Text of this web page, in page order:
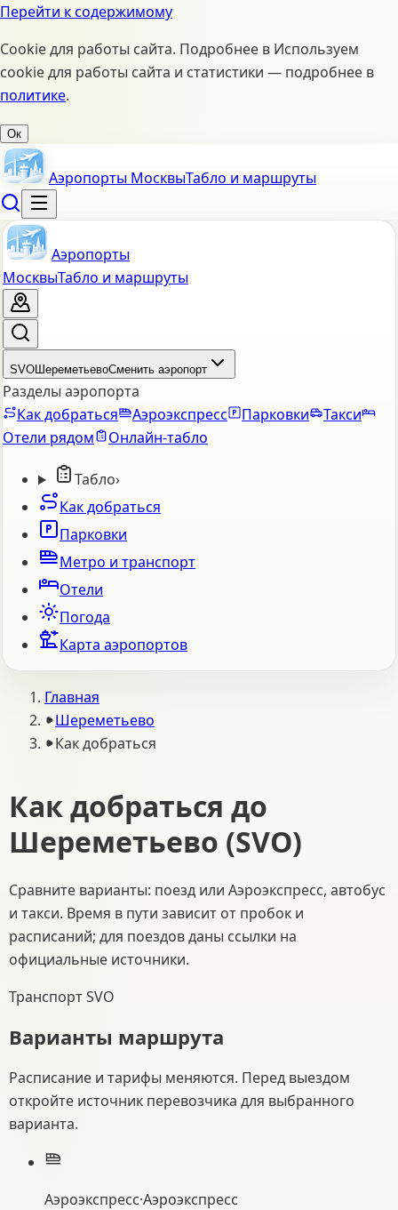
Перейти к содержимому
Cookie для работы сайта. Подробнее в Используем
cookie для работы сайта и статистики — подробнее в
политике.
Ок
Аэропорты МосквыТабло и маршруты
Аэропорты
МосквыТабло и маршруты
SVOШереметьевоСменить аэропорт
Разделы аэропорта
Как добраться
Аэроэкспресс Парковки
Такси
Отели рядом
Онлайн-табло
Табло›
Как добраться
Парковки
Метро и транспорт
Отели
Погода
Карта аэропортов
Главная
Шереметьево
Как добраться
Как добраться до
Шереметьево (SVO)
Сравните варианты: поезд или Аэроэкспресс, автобус
и такси. Время в пути зависит от пробок и
расписаний; для поездов даны ссылки на
официальные источники.
Транспорт SVO
Варианты маршрута
Расписание и тарифы меняются. Перед выездом
откройте источник перевозчика для выбранного
варианта.
Аэроэкспресс·Аэроэкспресс